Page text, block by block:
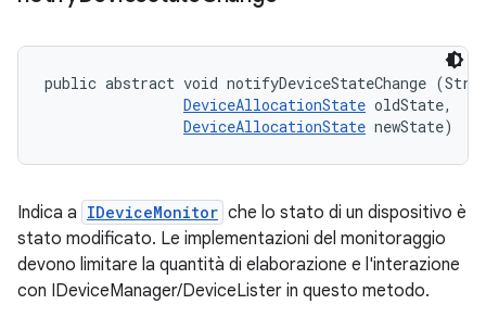
public abstract void notifyDeviceStateChange
DeviceAllocationState oldState,
DeviceAllocationState newState)
Indica a IDeviceMonitor che lo stato di un dispositivo è
stato modificato. Le implementazioni del monitoraggio
devono limitare la quantità di elaborazione e l'interazione
con IDeviceManager/DeviceLister in questo metodo.